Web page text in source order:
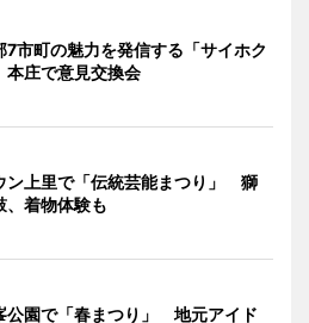
7市町の魅力を発信する「サイホク
庄で意見交換会
ン上里で「伝統芸能まつり」 獅
、着物体験も
公園で「春まつり」 地元アイド